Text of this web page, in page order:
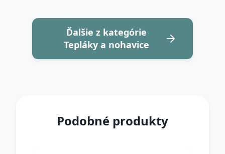
Ďalšie z kategórie
Tepláky a nohavice
Podobné produkty